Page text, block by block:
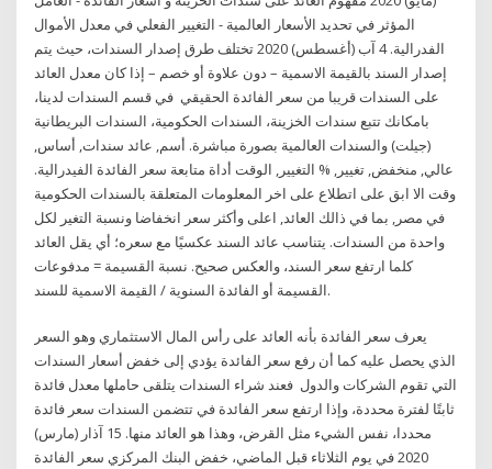
المؤثر في تحديد الأسعار العالمية - التغيير الفعلي في معدل الأموال
الفدرالية. 4 آب (أغسطس) 2020 تختلف طرق إصدار السندات، حيث يتم
إصدار السند بالقيمة الاسمية – دون علاوة أو خصم – إذا كان معدل العائد
على السندات قريبا من سعر الفائدة الحقيقي في قسم السندات لدينا،
بامكانك تتبع سندات الخزينة، السندات الحكومية، السندات البريطانية
(جيلت) والسندات العالمية بصورة مباشرة. أسم, عائد سندات, أساس,
عالي, منخفض, تغيير, % التغيير, الوقت أداة متابعة سعر الفائدة الفيدرالية.
وقت الا ابق على اتطلاع على اخر المعلومات المتعلقة بالسندات الحكومية
في مصر, بما في ذالك العائد, اعلى وأكثر سعر انخفاضا ونسبة التغير لكل
واحدة من السندات. يتناسب عائد السند عكسيًا مع سعره؛ أي يقل العائد
كلما ارتفع سعر السند، والعكس صحيح. نسبة القسيمة = مدفوعات
القسيمة أو الفائدة السنوية / القيمة الاسمية للسند.
يعرف سعر الفائدة بأنه العائد على رأس المال الاستثماري وهو السعر
الذي يحصل عليه كما أن رفع سعر الفائدة يؤدي إلى خفض أسعار السندات
التي تقوم الشركات والدول فعند شراء السندات يتلقى حاملها معدل فائدة
ثابتًا لفترة محددة، وإذا ارتفع سعر الفائدة في تتضمن السندات سعر فائدة
محددا، نفس الشيء مثل القرض، وهذا هو العائد منها. 15 آذار (مارس)
2020 في يوم الثلاثاء قبل الماضي، خفض البنك المركزي سعر الفائدة